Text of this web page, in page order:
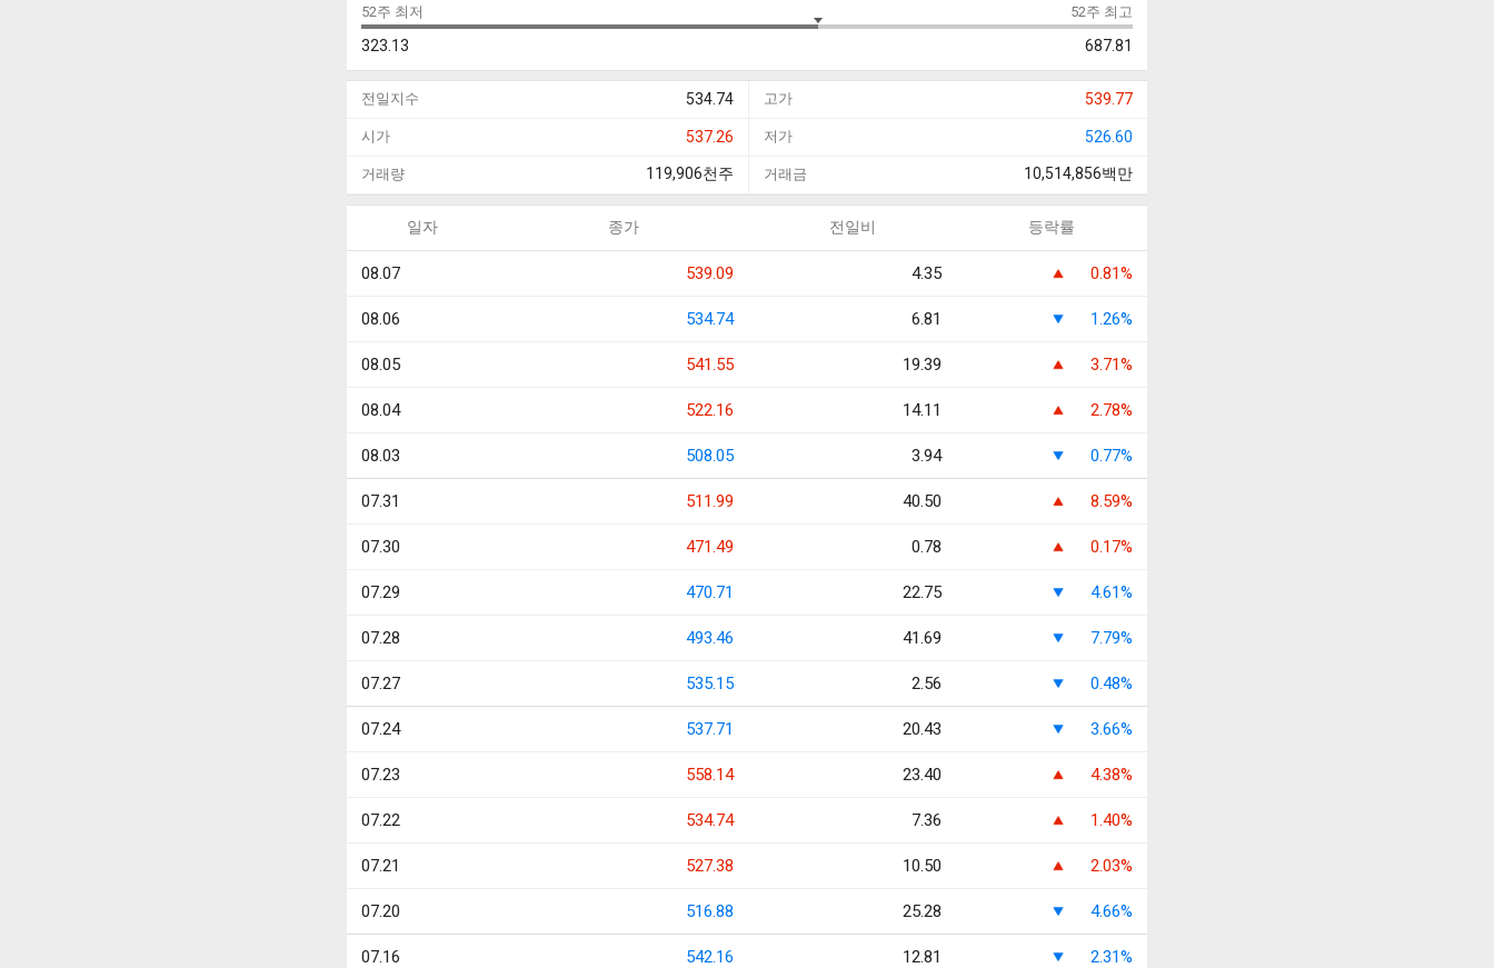
52주 최저
323.13
52주 최고
687.81
전일지수 534.74 고가 539.77
시가 537.26 저가 526.60
거래량 119,906천주 거래금 10,514,856백만
일자 종가 전일비 등락률
08.07 539.09 4.35 0.81%
08.06 534.74 6.81 1.26%
08.05 541.55 19.39 3.71%
08.04 522.16 14.11 2.78%
08.03 508.05 3.94 0.77%
07.31 511.99 40.50 8.59%
07.30 471.49 0.78 0.17%
07.29 470.71 22.75 4.61%
07.28 493.46 41.69 7.79%
07.27 535.15 2.56 0.48%
07.24 537.71 20.43 3.66%
07.23 558.14 23.40 4.38%
07.22 534.74 7.36 1.40%
07.21 527.38 10.50 2.03%
07.20 516.88 25.28 4.66%
07.16 542.16 12.81 2.31%